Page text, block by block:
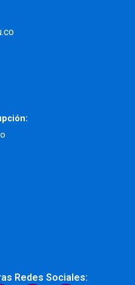
Redes Sociales: